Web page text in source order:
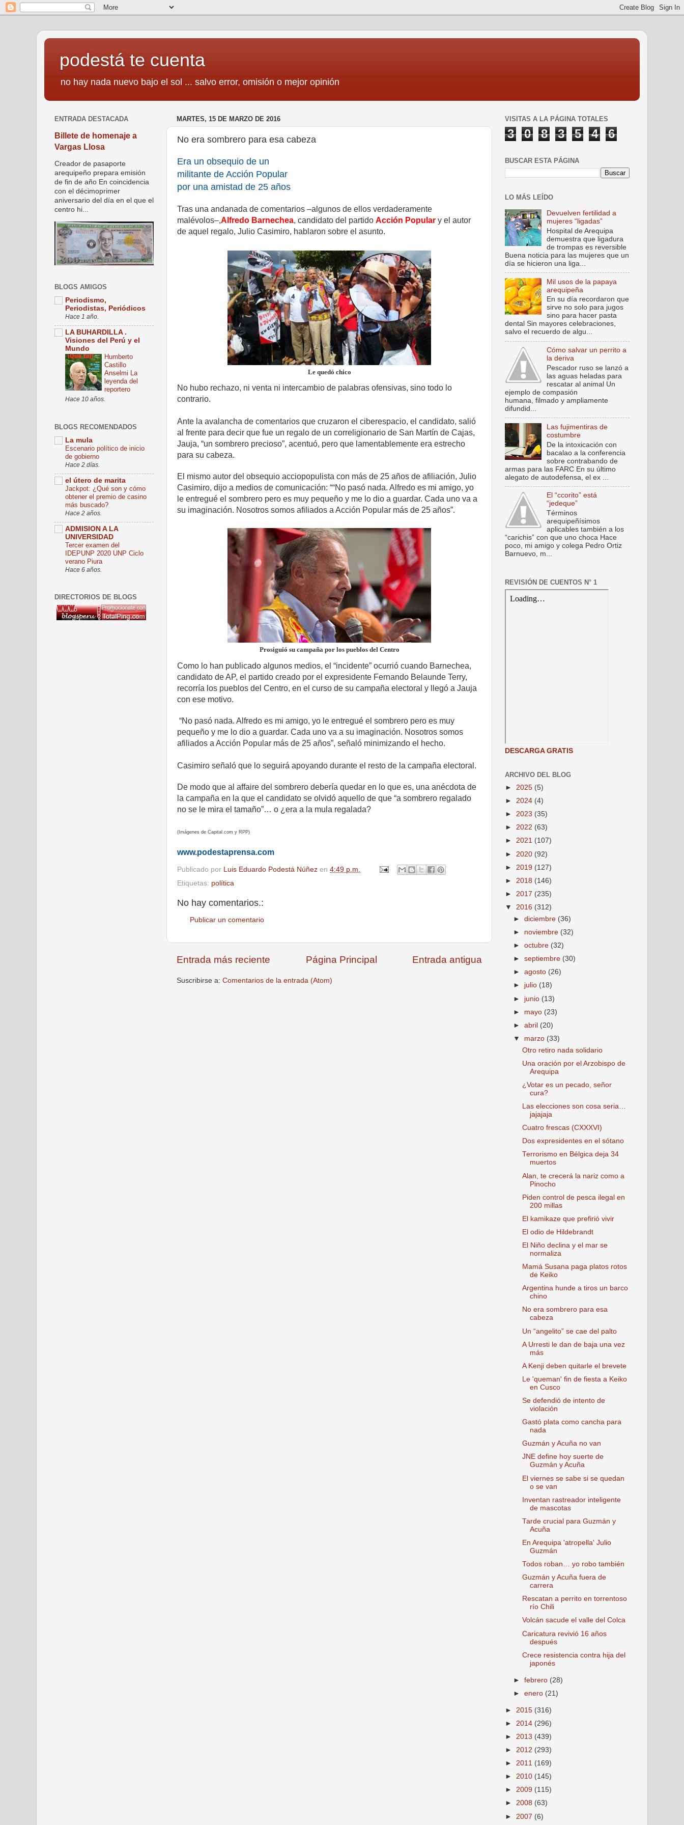
podestá te cuenta
no hay nada nuevo bajo el sol ... salvo error, omisión o mejor opinión
MARTES, 15 DE MARZO DE 2016
No era sombrero para esa cabeza
Era un obsequio de un
militante de Acción Popular
por una amistad de 25 años
Tras una andanada de comentarios –algunos de ellos verdaderamente
malévolos–,Alfredo Barnechea, candidato del partido Acción Popular y el autor
de aquel regalo, Julio Casimiro, hablaron sobre el asunto.
Le quedó chico
No hubo rechazo, ni venta ni intercambio de palabras ofensivas, sino todo lo
contrario.
Ante la avalancha de comentarios que cruzaron el ciberespacio, el candidato, salió
al frente para decir que fue un regalo de un correligionario de San Martín de Cajas,
Jauja, “un sombrero precioso”, acentuó, pero que lamentablemente era estrecho
para su cabeza.
El mismo autor del obsequio acciopopulista con más de 25 años de afiliación, Julio
Casimiro, dijo a medios de comunicación: ““No pasó nada. Alfredo es mi amigo, yo
le entregué el sombrero pero es muy pequeño y me lo dio a guardar. Cada uno va a
su imaginación. Nosotros somos afiliados a Acción Popular más de 25 años”.
Prosiguió su campaña por los pueblos del Centro
Como lo han publicado algunos medios, el “incidente” ocurrió cuando Barnechea,
candidato de AP, el partido creado por el expresidente Fernando Belaunde Terry,
recorría los pueblos del Centro, en el curso de su campaña electoral y llegó a Jauja
con ese motivo.
“No pasó nada. Alfredo es mi amigo, yo le entregué el sombrero pero es muy
pequeño y me lo dio a guardar. Cada uno va a su imaginación. Nosotros somos
afiliados a Acción Popular más de 25 años”, señaló minimizando el hecho.
Casimiro señaló que lo seguirá apoyando durante el resto de la campaña electoral.
De modo que al affaire del sombrero debería quedar en lo que es, una anécdota de
la campaña en la que el candidato se olvidó aquello de que “a sombrero regalado
no se le mira el tamaño”… o ¿era a la mula regalada?
(Imágenes de Capital.com y RPP)
www.podestaprensa.com
Publicado por Luis Eduardo Podestá Núñez en 4:49 p.m.
Etiquetas: política
No hay comentarios.:
Publicar un comentario
Entrada más reciente Entrada antigua
Página Principal
Suscribirse a: Comentarios de la entrada (Atom)
ENTRADA DESTACADA
Billete de homenaje a
Vargas Llosa
Creador de pasaporte
arequipeño prepara emisión
de fin de año En coincidencia
con el décimoprimer
aniversario del día en el que el
centro hi...
BLOGS AMIGOS
Periodismo,
Periodistas, Periódicos
Hace 1 año.
LA BUHARDILLA .
Visiones del Perú y el
Mundo
Humberto
Castillo
Anselmi La
leyenda del
reportero
Hace 10 años.
BLOGS RECOMENDADOS
La mula
Escenario político de inicio
de gobierno
Hace 2 días.
el útero de marita
Jackpot: ¿Qué son y cómo
obtener el premio de casino
más buscado?
Hace 2 años.
ADMISION A LA
UNIVERSIDAD
Tercer examen del
IDEPUNP 2020 UNP Ciclo
verano Piura
Hace 6 años.
DIRECTORIOS DE BLOGS
VISITAS A LA PÁGINA TOTALES
3 0 8 3 5 4 6
BUSCAR ESTA PÁGINA
LO MÁS LEÍDO
Devuelven fertilidad a
mujeres “ligadas”
Hospital de Arequipa
demuestra que ligadura
de trompas es reversible
Buena noticia para las mujeres que un
día se hicieron una liga...
Mil usos de la papaya
arequipeña
En su día recordaron que
sirve no solo para jugos
sino para hacer pasta
dental Sin mayores celebraciones,
salvo el recuerdo de algu...
Cómo salvar un perrito a
la deriva
Pescador ruso se lanzó a
las aguas heladas para
rescatar al animal Un
ejemplo de compasión
humana, filmado y ampliamente
difundid...
Las fujimentiras de
costumbre
De la intoxicación con
bacalao a la conferencia
sobre contrabando de
armas para las FARC En su último
alegato de autodefensa, el ex ...
El “ccorito” está
“jedeque”
Términos
arequipeñísimos
aplicables también a los
“carichis” con que uno choca Hace
poco, mi amigo y colega Pedro Ortiz
Barnuevo, m...
REVISIÓN DE CUENTOS N° 1
DESCARGA GRATIS
ARCHIVO DEL BLOG
► 2025 (5)
► 2024 (4)
► 2023 (35)
► 2022 (63)
► 2021 (107)
► 2020 (92)
► 2019 (127)
► 2018 (146)
► 2017 (235)
▼ 2016 (312)
►diciembre (36)
► noviembre (32)
►octubre (32)
►septiembre (30)
►agosto (26)
► julio (18)
► junio (13)
► mayo (23)
►abril (20)
▼ marzo (33)
Otro retiro nada solidario
Una oración por el Arzobispo de
Arequipa
¿Votar es un pecado, señor
cura?
Las elecciones son cosa seria…
jajajaja
Cuatro frescas (CXXXVI)
Dos expresidentes en el sótano
Terrorismo en Bélgica deja 34
muertos
Alan, te crecerá la nariz como a
Pinocho
Piden control de pesca ilegal en
200 millas
El kamikaze que prefirió vivir
El odio de Hildebrandt
El Niño declina y el mar se
normaliza
Mamá Susana paga platos rotos
de Keiko
Argentina hunde a tiros un barco
chino
No era sombrero para esa
cabeza
Un “angelito” se cae del palto
A Urresti le dan de baja una vez
más
A Kenji deben quitarle el brevete
Le 'queman' fin de fiesta a Keiko
en Cusco
Se defendió de intento de
violación
Gastó plata como cancha para
nada
Guzmán y Acuña no van
JNE define hoy suerte de
Guzmán y Acuña
El viernes se sabe si se quedan
o se van
Inventan rastreador inteligente
de mascotas
Tarde crucial para Guzmán y
Acuña
En Arequipa 'atropella' Julio
Guzmán
Todos roban… yo robo también
Guzmán y Acuña fuera de
carrera
Rescatan a perrito en torrentoso
río Chili
Volcán sacude el valle del Colca
Caricatura revivió 16 años
después
Crece resistencia contra hija del
japonés
►febrero (28)
►enero (21)
► 2015 (316)
► 2014 (296)
► 2013 (439)
► 2012 (293)
► 2011 (169)
► 2010 (145)
► 2009 (115)
► 2008 (63)
► 2007 (6)